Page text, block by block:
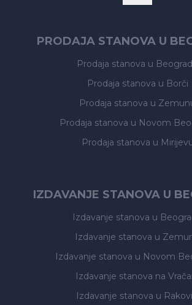
PRODAJA STANOVA U
Prodaja stanova u
Prodaja stanova u Borči
Prodaja stanova u
Prodaja stanova u Novom
Prodaja stanova u
IZDAVANJE STANOVA U
Izdavanje stanova u
Izdavanje stanova u
Izdavanje stanova u Novom
Izdavanje stanova na
Izdavanje stanova u